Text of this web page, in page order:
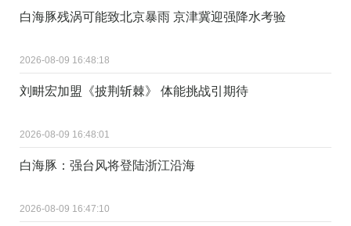
白海豚残涡可能致北京暴雨 京津冀迎强降水考验
2026-08-09 16:48:18
刘畊宏加盟《披荆斩棘》 体能挑战引期待
2026-08-09 16:48:01
白海豚：强台风将登陆浙江沿海
2026-08-09 16:47:10